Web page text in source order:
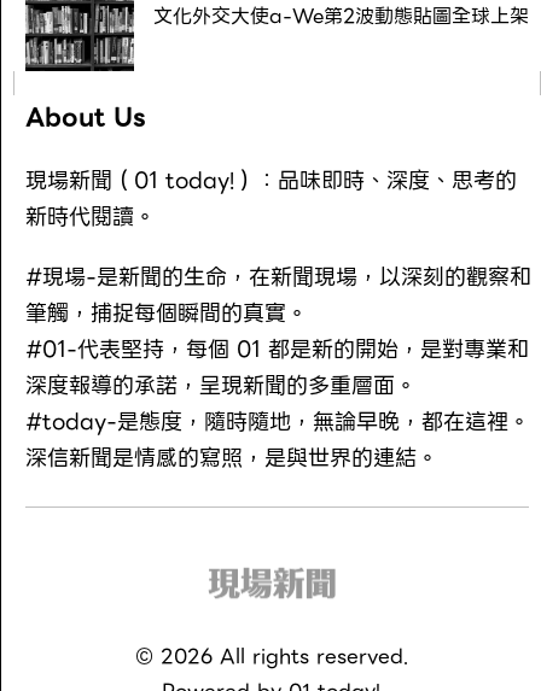
文化外交大使a-We第2波動態貼圖全球上架
About Us
現場新聞（01 today!）：品味即時、深度、思考的
新時代閱讀。
#現場-是新聞的生命，在新聞現場，以深刻的觀察和
筆觸，捕捉每個瞬間的真實。
#01-代表堅持，每個 01 都是新的開始，是對專業和
深度報導的承諾，呈現新聞的多重層面。
#today-是態度，隨時隨地，無論早晚，都在這裡。
深信新聞是情感的寫照，是與世界的連結。
© 2026All rights reserved.